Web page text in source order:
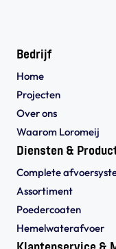
Bedrijf
Home
Projecten
Over ons
Waarom Loromeij
Diensten &
Complete
Assortiment
Poedercoaten
Hemelwaterafvoer